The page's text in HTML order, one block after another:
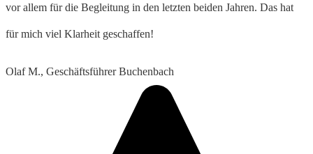
vor allem für die Begleitung in den letzten beiden Jahren. Das hat
für mich viel Klarheit geschaffen!
Olaf M., Geschäftsführer Buchenbach